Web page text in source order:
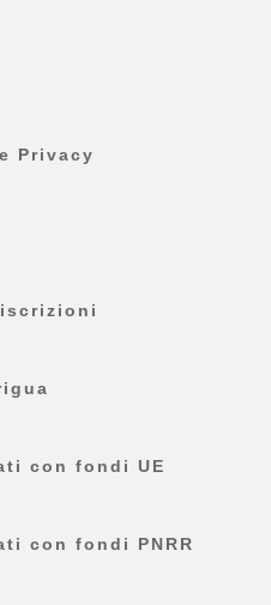
Privacy
con fondi UE
con fondi PNRR